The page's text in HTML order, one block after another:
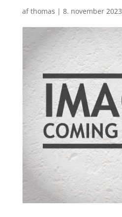
afthomas | 8. november 2023